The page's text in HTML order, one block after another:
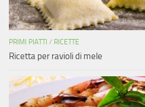
PRIMI PIATTI / RICETTE
Ricetta per ravioli di mele